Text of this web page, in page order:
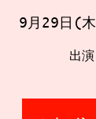
9月29日(
出